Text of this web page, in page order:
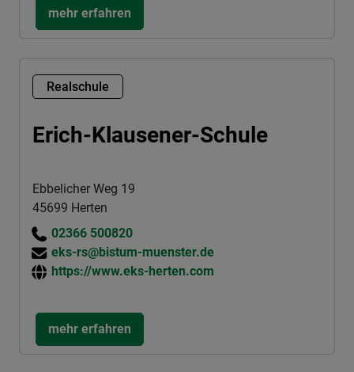
mehr erfahren
Realschule
Erich-Klausener-Schule
Ebbelicher Weg 19
45699 Herten
02366 500820
eks-rs@bistum-muenster.de
https://www.eks-herten.com
mehr erfahren